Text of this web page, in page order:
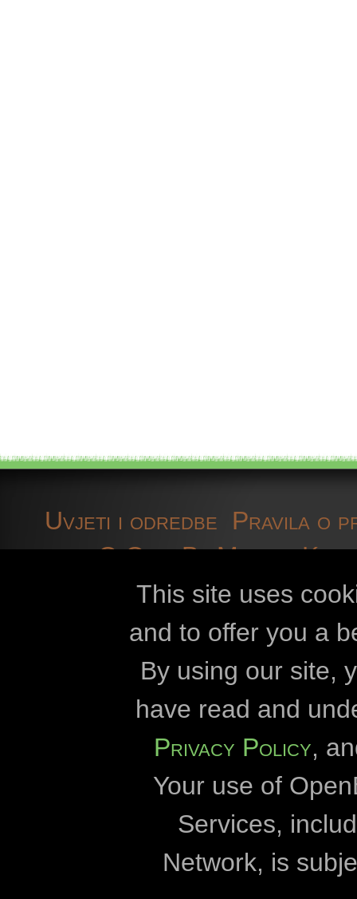
Uvjeti i odredbe Pravila o
O OpenBioMapsu
informacije
kolačići
Sveučilište
Sveučilište
Uprava Nacionalnog
Uprava
Uprava Nacionalnog
Milvus
Sveučilište
This site uses
and to offer you a
By using our site,
have read and
Privacy Policy,
Your use of
Services,
Network, is